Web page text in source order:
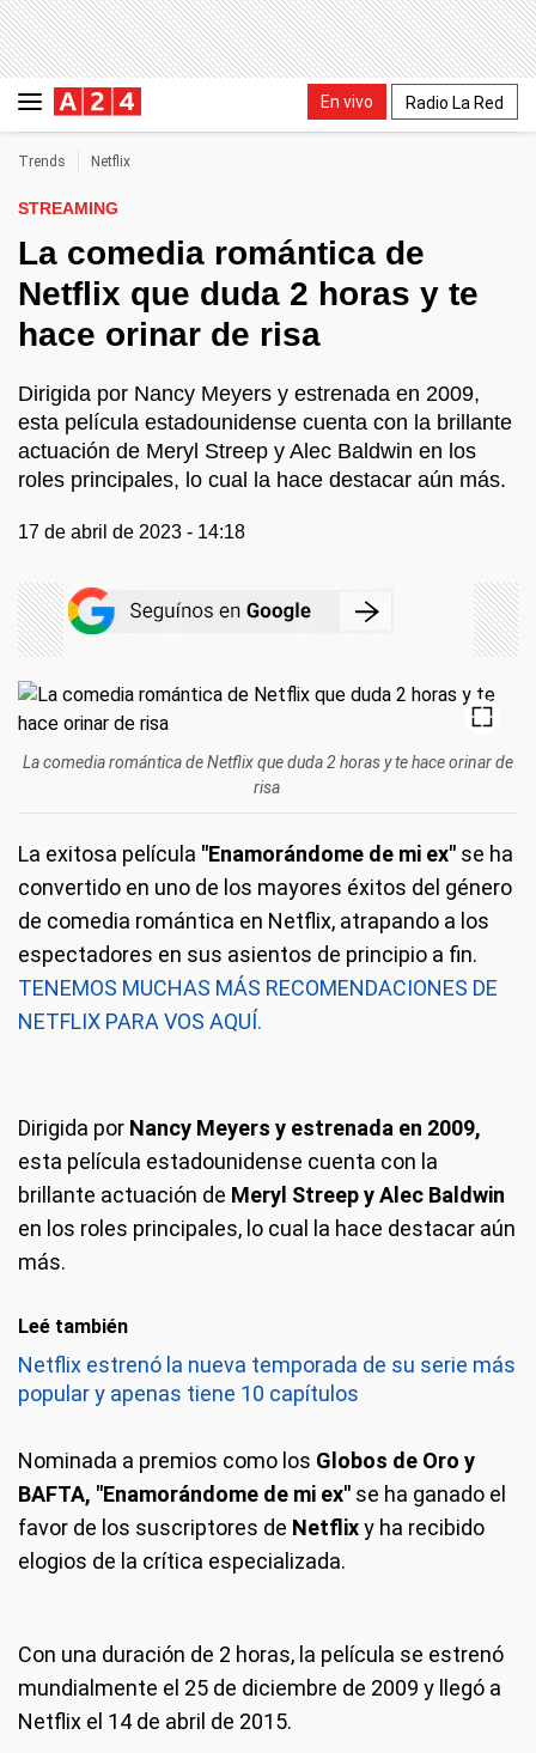
En vivo Radio La Red
Trends Netflix
STREAMING
La comedia romántica de
Netflix que duda 2 horas y te
hace orinar de risa
Dirigida por Nancy Meyers y estrenada en 2009,
esta película estadounidense cuenta con la brillante
actuación de Meryl Streep y Alec Baldwin en los
roles principales, lo cual la hace destacar aún más.
17 de abril de 2023 - 14:18
La comedia romántica de Netflix que duda 2 horas y te hace orinar de
risa
La exitosa película "Enamorándome de mi ex" se ha
convertido en uno de los mayores éxitos del género
de comedia romántica en Netflix, atrapando a los
espectadores en sus asientos de principio a fin.
TENEMOS MUCHAS MÁS RECOMENDACIONES DE
NETFLIX PARA VOS AQUÍ.
Dirigida por Nancy Meyers y estrenada en 2009,
esta película estadounidense cuenta con la
brillante actuación de Meryl Streep y Alec Baldwin
en los roles principales, lo cual la hace destacar aún
más.
Leé también
Netflix estrenó la nueva temporada de su serie más
popular y apenas tiene 10 capítulos
Nominada a premios como los Globos de Oro y
BAFTA, "Enamorándome de mi ex" se ha ganado el
favor de los suscriptores de Netflixy ha recibido
elogios de la crítica especializada.
Con una duración de 2 horas, la película se estrenó
mundialmente el 25 de diciembre de 2009 y llegó a
Netflix el 14 de abril de 2015.